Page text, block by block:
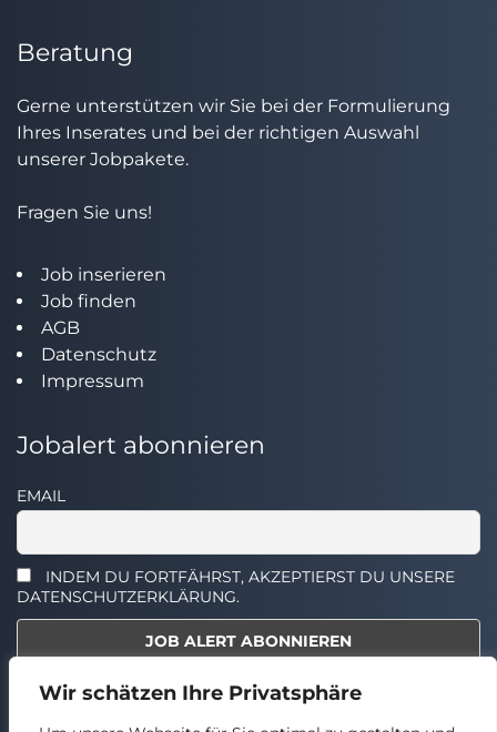
Wir schätzen Ihre Privatsphäre
Beratung
Gerne unterstützen wir Sie bei der Formulierung
Ihres Inserates und bei der richtigen Auswahl
unserer Jobpakete.
Fragen Sie uns!
Job inserieren
Job finden
AGB
Datenschutz
Impressum
Jobalert abonnieren
EMAIL
INDEM DU FORTFÄHRST, AKZEPTIERST DU UNSERE
DATENSCHUTZERKLÄRUNG.
Select the widget you want to show.